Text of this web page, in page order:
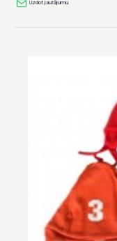
Uzdot jautājumu